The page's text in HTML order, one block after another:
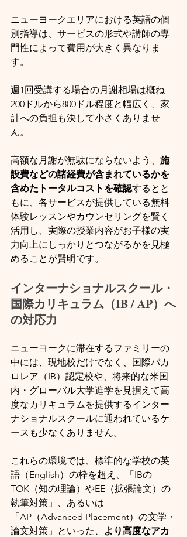
ニューヨークエリアにおける英語の個
別指導は、サービスの形式や講師の専
門性によって費用が大きく異なりま
す。
週1回受講する場合の月謝相場は概ね
200ドルから800ドル程度と幅広く、家
計への負担も決して小さくありませ
ん。
高額な月謝が無駄にならないよう、 施
設費などの諸経費が含まれているかを
含めたトータルコストを確認するとと
もに、各サービスが提供している無料
体験レッスンやカウンセリングを賢く
活用し、実際の授業内容がお子様の実
力向上にしっかりとつながるかを見極
めることが賢明です。
インターナショナルスクール・
国際カリキュラム（IB / AP）へ
の対応力
ニューヨークに滞在するファミリーの
中には、現地校だけでなく、国際バカ
ロレア（IB）認定校や、将来的な米国
内・グローバル大学進学を見据えて高
度なカリキュラムを提供するインター
ナショナルスクールに通われているケ
ースも少なくありません。
これらの環境では、標準的な学校の英
語（English）の枠を超え、「IBの
TOK（知の理論）やEE（拡張論文）の
執筆対策」、あるいは
「AP（Advanced Placement）の文学・
論文対策」といった、
より高度なアカ